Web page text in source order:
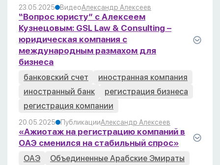
23.05.2025 ВидеоАлександр Алексеев
“Вопрос юристу” с Алексеем
Кузнецовым: GSL Law & Consulting –
юридическая компания с
международным размахом для
бизнеса
банковский счет
иностранная компания
иностранный банк
регистрация бизнеса
регистрация компании
20.05.2025 ПубликацииАлександр Алексеев
«Ажиотаж на регистрацию компаний в
ОАЭ сменился на стабильный спрос»
ОАЭ
Объединенные Арабские Эмираты